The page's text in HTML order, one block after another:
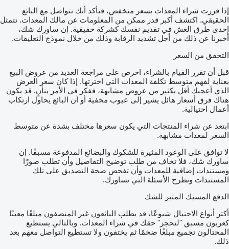
إذا قررت شراء المعدات بسعر منخفض، فتأكد أنك تتواصل مع البائع
الحقيقي. اكتشف أكبر قدر ممكن من المعلومات عن مالك المعدات. تتمثل
إحدى طرق الغش في تقديم نفسك كشركة حقيقية. إن ساورك شك،
أخبرنا عن ذلك من أجل تشديد الرقابة وذلك من خلال نموذج التعليقات.
التحقق من السعر
قبل أن تقرر القيام بالشراء، احرص على مراجعة العديد من عروض البيع
بعناية لفهم متوسط تكلفة المعدات التي اخترتها. إذا كان سعر العرض
الذي أعجبك أقل بكثير من عروض مشابهة، ففكر في الأمر بتأنٍ. قد يكون
هناك فرق أسعار هائل يشير إلى عيوب مخفية أو أن البائع يحاول ارتكاب
أعمال احتيالية.
ابتعد عن شراء المنتجات التي يكون سعرها مختلف بشدة عن متوسط
السعر لمعدات مشابهة.
لا توافق على الوعود المثيرة للشكوك والبضائع المدفوعة مسبقًا. إن
ساورك شك، فلا تخاف من طلب توضيح التفاصيل وأن تطلب صورًا
ومستندات إضافية للمعدات وأن تفحص صحة التصديق على تلك
المستندات وتطرح الأسئلة التي تساورك.
الدفع المسبك المثير للشك
أكثر أنواع الاحتيال شيوعًا، قد يطلب البائعون غير المنصفون مبلغًا معينًا
كعربون مسبق "لتحجز" حقك في شراء المعدات. وبالتالي يستطيع
المحتالون تجميع مبلغًا ضخمًا ثم يختفون ولا تستطيع التواصل معهم بعد
ذلك.